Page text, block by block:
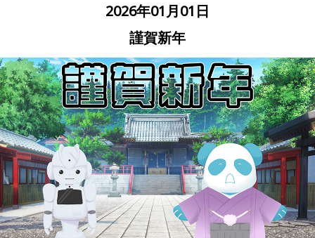
2026年01月01日
謹賀新年